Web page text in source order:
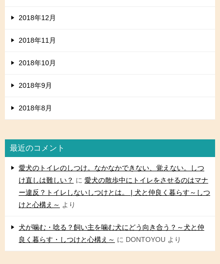
2018年12月
2018年11月
2018年10月
2018年9月
2018年8月
最近のコメント
愛犬のトイレのしつけ。なかなかできない、覚えない。しつ
け直しは難しい？ に 愛犬の散歩中にトイレをさせるのはマナ
ー違反？トイレしないしつけとは。 | 犬と仲良く暮らす～しつ
けと心構え～ より
犬が噛む・唸る？飼い主を噛む犬にどう向き合う？～犬と仲
良く暮らす・しつけと心構え～ に DONTOYOU より